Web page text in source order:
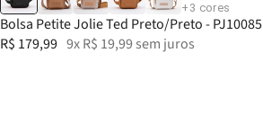
+ 3 cores
Bolsa Petite Jolie Ted Preto/Preto - PJ10085
R$ 179,99 9xR$ 19,99 sem juros